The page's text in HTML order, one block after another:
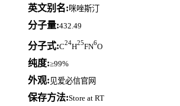
英文别名:咪唑斯汀
分子量:432.49
分子式:C24H25FN6O
纯度:≥99%
外观: 见爱必信官网
保存方法:Store at RT